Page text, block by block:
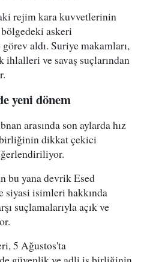
rejim kara kuvvetlerinin
askeri
aldı. Suriye makamları,
ihlalleri ve savaş suçlarından
yeni dönem
arasında son aylarda hız
dikkat çekici
bu yana devrik Esed
siyasi isimleri hakkında
suçlamalarıyla açık ve
5 Ağustos'ta